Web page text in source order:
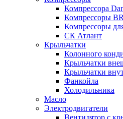
Компрессора
Компрессоры
Компрессоры
СК Атлант
Крыльчатки
Колонного
Крыльчатки
Крыльчатки
Фанкойла
Холодильника
Масло
Электродвигатели
Вентилятор с